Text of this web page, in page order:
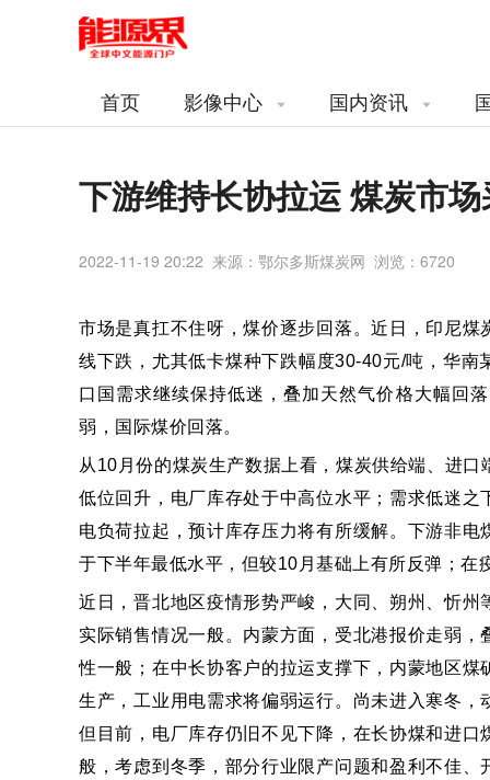
首页 影像中心 国内资讯
下游维持长协拉运 煤炭市
2022-11-19 20:22 来源：鄂尔多斯煤炭网 浏览： 6720
市场是真扛不住呀，煤价逐步回落。近日，印尼
线下跌，尤其低卡煤种下跌幅度30-40元/吨，华
口国需求继续保持低迷，叠加天然气价格大幅回
弱，国际煤价回落。
从10月份的煤炭生产数据上看，煤炭供给端、进
低位回升，电厂库存处于中高位水平；需求低迷
电负荷拉起，预计库存压力将有所缓解。下游非
于下半年最低水平，但较10月基础上有所反弹；
近日，晋北地区疫情形势严峻，大同、朔州、忻
实际销售情况一般。内蒙方面，受北港报价走弱
性一般；在中长协客户的拉运支撑下，内蒙地区
生产，工业用电需求将偏弱运行。尚未进入寒冬
但目前，电厂库存仍旧不见下降，在长协煤和进
般，考虑到冬季，部分行业限产问题和盈利不佳